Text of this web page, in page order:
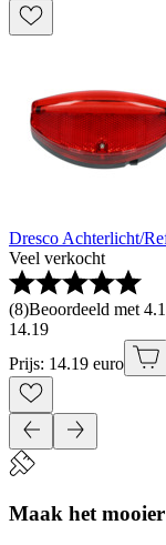
Dresco Achterlicht/
Veel verkocht
(8)Beoordeeld met
14.19
Prijs: 14.19 euro
Maak het mooier